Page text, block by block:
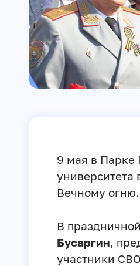
9 мая в Парке
университета
Вечному огню.
В
Бусаргин,
участники